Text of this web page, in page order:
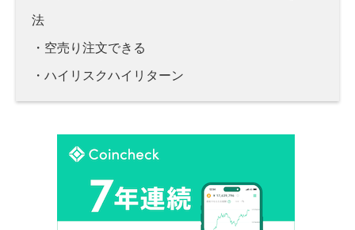
法
・空売り注文できる
・ハイリスクハイリターン